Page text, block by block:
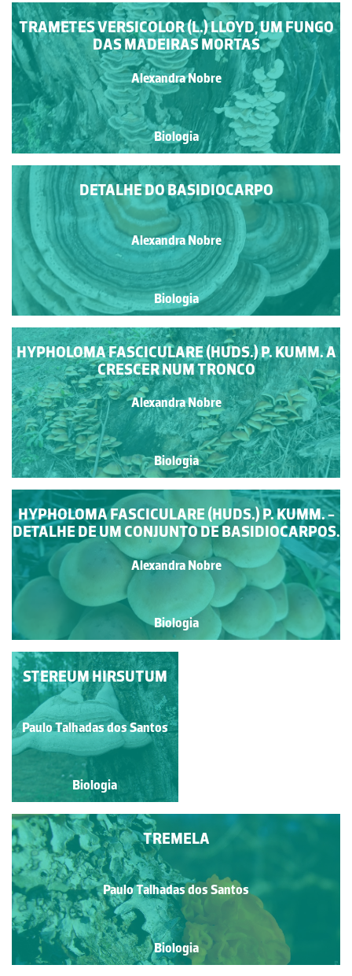
TRAMETES VERSICOLOR (L.) LLOYD, UM FUNGO
DAS MADEIRAS MORTAS
Alexandra Nobre
Biologia
DETALHE DO BASIDIOCARPO
Alexandra Nobre
Biologia
HYPHOLOMA FASCICULARE (HUDS.) P. KUMM. A
CRESCER NUM TRONCO
Alexandra Nobre
Biologia
HYPHOLOMA FASCICULARE (HUDS.) P. KUMM. -
DETALHE DE UM CONJUNTO DE BASIDIOCARPOS.
Alexandra Nobre
Biologia
DETALHE DO
BASIDIOCARPO
Alexandra Nobre
Biologia
TREMELA
Paulo Talhadas dos Santos
Biologia
STEREUM HIRSUTUM
Paulo Talhadas dos Santos
Biologia